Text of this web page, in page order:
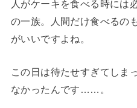
人がケーキを食べる時には
の一族。人間だけ食べるの
がいいですよね。
この日は待たせすぎてしま
なかったんです……。